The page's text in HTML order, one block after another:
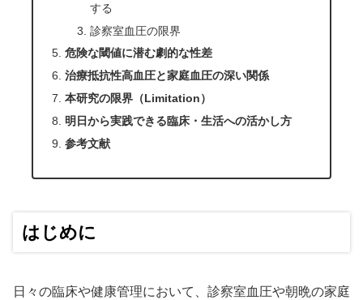
する
診察室血圧の限界
危険な閾値に潜む劇的な性差
治療抵抗性高血圧と家庭血圧の深い関係
本研究の限界（Limitation）
明日から実践できる臨床・生活への活かし方
参考文献
はじめに
日々の臨床や健康管理において、診察室血圧や朝晩の家庭